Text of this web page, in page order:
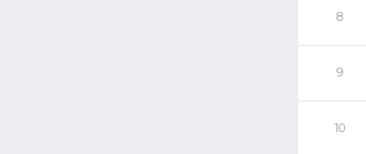
8
9
10